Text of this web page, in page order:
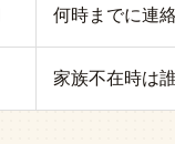
何時までに連
家族不在時は